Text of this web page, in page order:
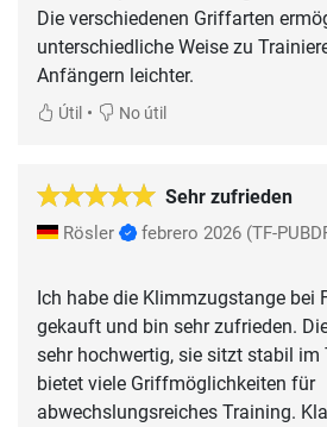
Die verschiedenen Griffarten
unterschiedliche Weise zu
Anfängern leichter.
Útil • No útil
Sehr zufrieden
Rösler febrero 2026 (TF-
Ich habe die Klimmzugstange bei
gekauft und bin sehr zufrieden.
sehr hochwertig, sie sitzt stabil im
bietet viele Griffmöglichkeiten für
abwechslungsreiches Training.